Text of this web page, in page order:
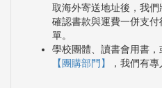
取海外寄送地址後，我們
確認書款與運費一併支
單。
學校團體、讀書會用書
【團購部門】
，我們有專